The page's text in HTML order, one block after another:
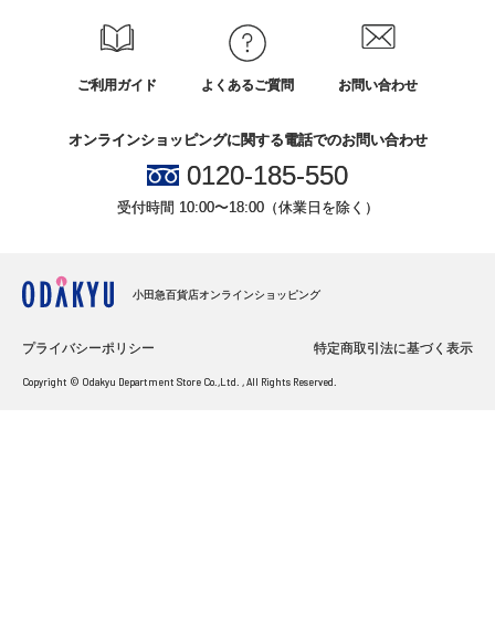
ご利用ガイド よくあるご質問 お問い合わせ
オンラインショッピングに関する電話でのお問い合わせ
0120-185-550
受付時間 10:00〜18:00（休業日を除く）
小田急百貨店オンラインショッピング
プライバシーポリシー 特定商取引法に基づく表示
Copyright © Odakyu Department Store Co.,Ltd. , All Rights Reserved.